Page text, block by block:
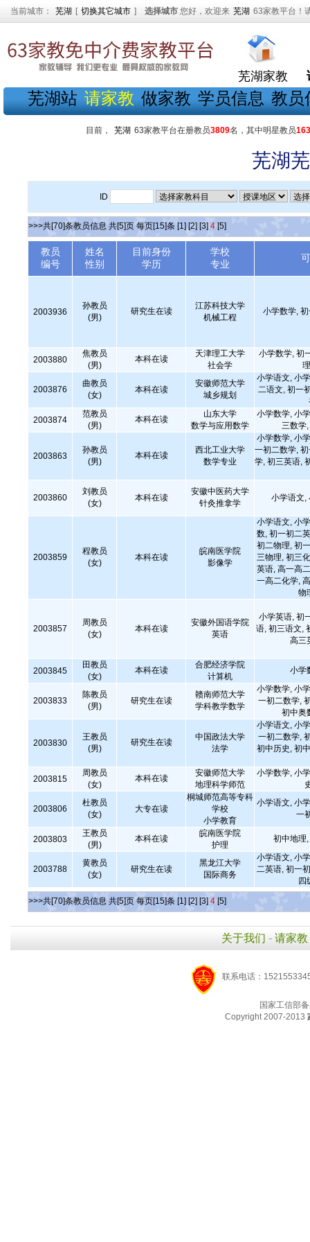
当前城市： 芜湖 [ 切换其它城市 ] 选择城市 您好，欢迎来 芜湖 63家教平台！
芜湖家教
芜湖站 请家教 做家教 学员信息 教员
目前， 芜湖 63家教平台在册教员3809名，其中明星教员163
芜湖
ID
>>>共[70]条教员信息 共[5]页 每页[15]条 [1] [2] [3] 4 [5]
教员
编号
姓名
性别
目前身份
学历
学校
专业
2003936
孙教员
(男)
研究生在读
江苏科技大学
机械工程
小学数学,
2003880
焦教员
(男)
本科在读
天津理工大学
社会学
小学数学, 初
2003876
曲教员
(女)
本科在读
安徽师范大学
城乡规划
小学语文, 小
二语文, 初一
2003874
范教员
(男)
本科在读
山东大学
数学与应用数学
小学数学, 小
三数学
2003863
孙教员
(男)
本科在读
西北工业大学
数学专业
小学数学, 小
一初二数学,
学, 初三英语,
2003860
刘教员
(女)
本科在读
安徽中医药大学
针灸推拿学
小学语文,
2003859
程教员
(女)
本科在读
皖南医学院
影像学
小学语文, 小
数, 初一初二
初二物理, 初
三物理, 初三
英语, 高一高
一高二化学,
物
2003857
周教员
(女)
本科在读
安徽外国语学院
英语
小学英语, 初
语, 初三语文,
高三
2003845
田教员
(女)
本科在读
合肥经济学院
计算机
小学
2003833
陈教员
(男)
研究生在读
赣南师范大学
学科教学数学
小学数学, 小
一初二数学,
初中奥
2003830
王教员
(男)
研究生在读
中国政法大学
法学
小学语文, 小
一初二数学,
初中历史, 初
2003815
周教员
(女)
本科在读
安徽师范大学
地理科学师范
小学数学, 小
2003806
杜教员
(女)
大专在读
桐城师范高等专科
学校
小学教育
小学语文, 小
一
2003803
王教员
(男)
本科在读
皖南医学院
护理
初中地理
2003788
黄教员
(女)
研究生在读
黑龙江大学
国际商务
小学语文, 小
二英语, 初一
四
>>>共[70]条教员信息 共[5]页 每页[15]条 [1] [2] [3] 4 [5]
关于我们 - 请家教
联系电话：
国家工信部
Copyright 2007-2013